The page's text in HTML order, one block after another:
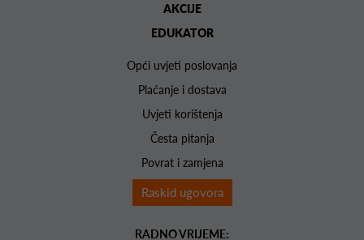
AKCIJE
EDUKATOR
Opći uvjeti poslovanja
Plaćanje i dostava
Uvjeti korištenja
Česta pitanja
Povrat i zamjena
Raskid ugovora
RADNO VRIJEME: